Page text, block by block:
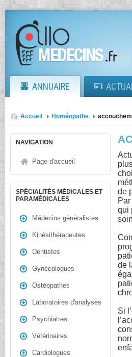
ANNUAIRE
Accueil Homéopathe
NAVIGATION
Page d'accueil
SPÉCIALITÉS MÉDICALES ET
PARAMÉDICALES
Médecins généralistes
Kinésithérapeutes
Dentistes
Gynécologues
Ostéopathes
Laboratoires d'analyses
Psychiatres
Vétérinaires
Cardiologues
de
qui
de
Si